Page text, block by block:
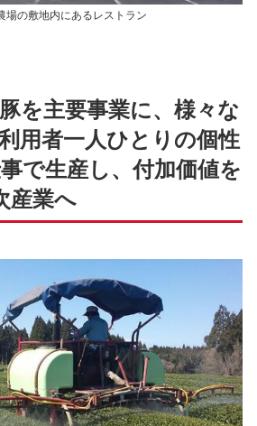
場の敷地内にあるレストラン
を主要事業に、様々な
用者一人ひとりの個性
で生産し、付加価値を
産業へ